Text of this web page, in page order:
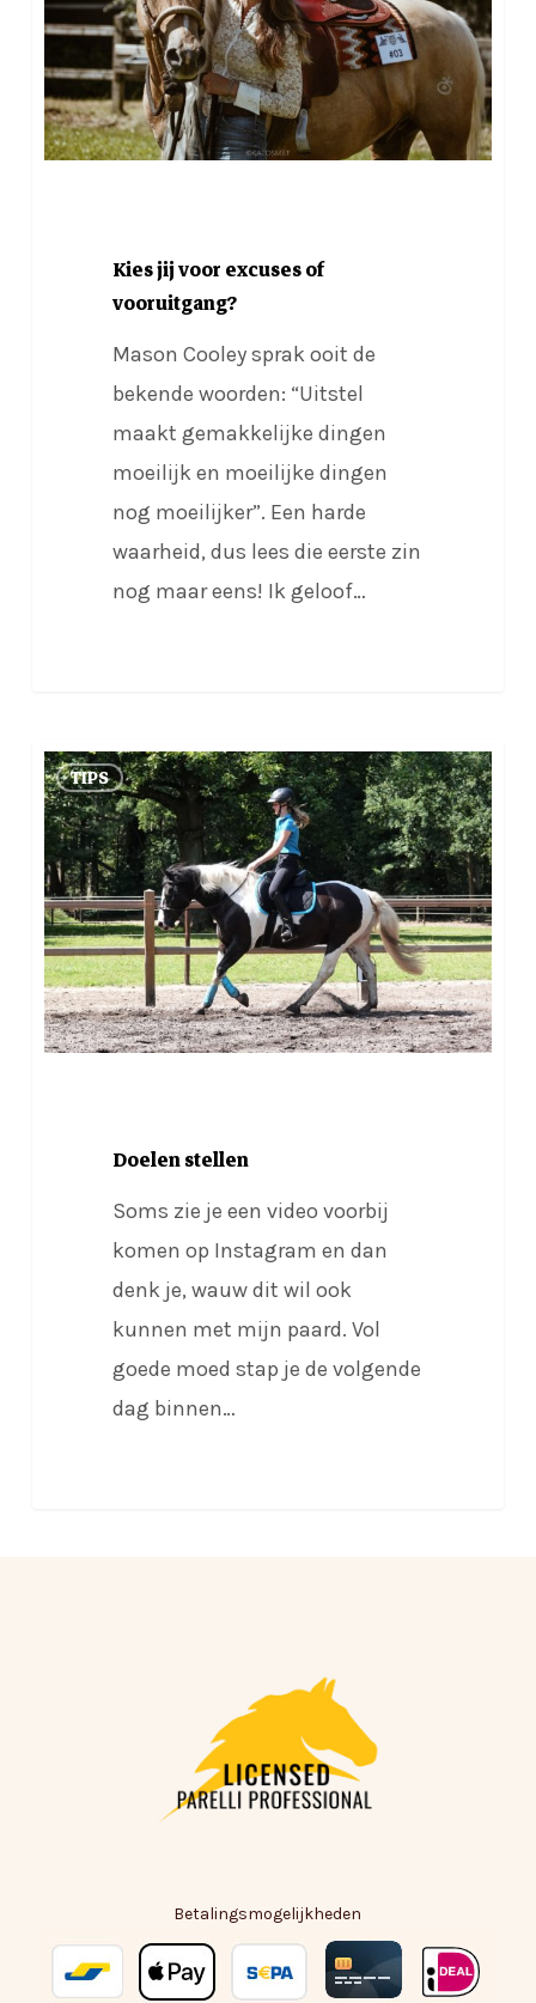
of
vooruitgang?
Kies jij voor excuses of
vooruitgang?
Mason Cooley sprak ooit de
bekende woorden: “Uitstel
maakt gemakkelijke dingen
moeilijk en moeilijke dingen
nog moeilijker”. Een harde
waarheid, dus lees die eerste zin
nog maar eens! Ik geloof…
TIPS
Doelen
stellen
Doelen stellen
Soms zie je een video voorbij
komen op Instagram en dan
denk je, wauw dit wil ook
kunnen met mijn paard. Vol
goede moed stap je de volgende
dag binnen…
Betalingsmogelijkheden